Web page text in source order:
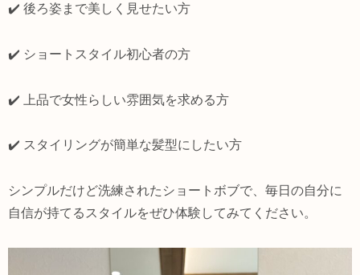
✔️ 後ろ姿まで美しく見せたい方
✔️ ショートスタイル初心者の方
✔️ 上品で女性らしい雰囲気を求める方
✔️ スタイリングが簡単な髪型にしたい方
シンプルだけど洗練されたショートボブで、毎日の自分に
自信が持てるスタイルをぜひ体験してみてください。